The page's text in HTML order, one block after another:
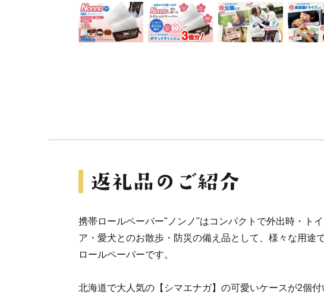
携帯ロールペーパー"ノンノ"はコンパクトで外出時・ト
ア・愛犬とのお散歩・防災の備え品として、様々な用途
ロールペーパーです。
北海道で大人気の【シマエナガ】の可愛いケースが2個付